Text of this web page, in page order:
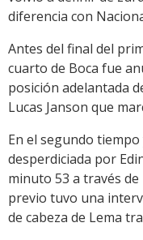
diferencia con
Antes del final del
cuarto de Boca fue
posición adelantada
Lucas Janson que
En el segundo
desperdiciada por
minuto 53 a través
previo tuvo una
de cabeza de Lema